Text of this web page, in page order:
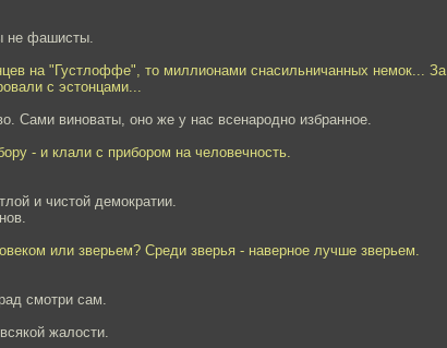
не фашисты.
на "Густлоффе", то миллионами снасильничанных немок... За
с эстонцами...
Сами виноваты, оно же у нас всенародно избранное.
- и клали с прибором на человечность.
и чистой демократии.
или зверьем? Среди зверья - наверное лучше зверьем.
смотри сам.
жалости.